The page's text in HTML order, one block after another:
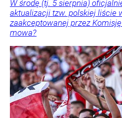
W środę (tj. 5 sierpnia)
aktualizacji tzw. polskiej liście
zaakceptowanej przez
mowa?